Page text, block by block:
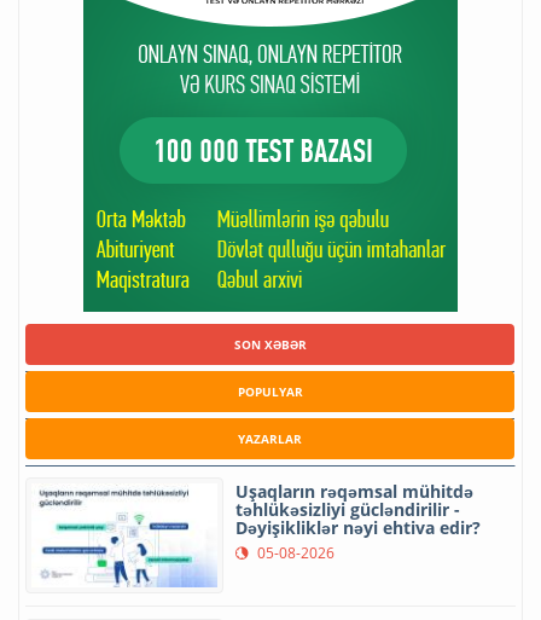
SON XƏBƏR
POPULYAR
YAZARLAR
Uşaqların rəqəmsal mühitdə
təhlükəsizliyi gücləndirilir -
Dəyişikliklər nəyi ehtiva edir?
05-08-2026